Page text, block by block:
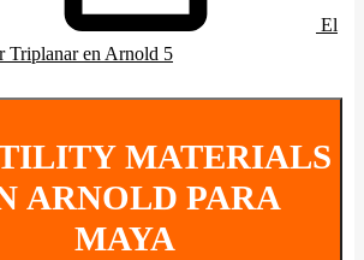
El
Triplanar en Arnold 5
MATERIALS
ARNOLD PARA
MAYA